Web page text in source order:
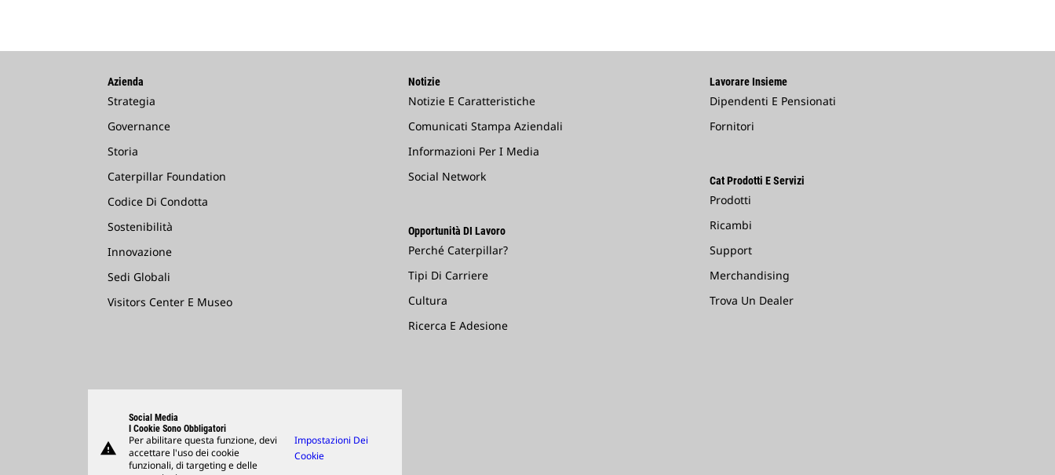
Azienda
Strategia
Governance
Storia
Caterpillar Foundation
Codice Di Condotta
Sostenibilità
Innovazione
Sedi Globali
Visitors Center E Museo
Notizie
Notizie E Caratteristiche
Comunicati Stampa Aziendali
Informazioni Per I Media
Social Network
Opportunità DI Lavoro
Perché Caterpillar?
Tipi Di Carriere
Cultura
Ricerca E Adesione
Lavorare Insieme
Dipendenti E Pensionati
Fornitori
Cat Prodotti E Servizi
Prodotti
Ricambi
Support
Merchandising
Trova Un Dealer
warning
Social Media
I Cookie Sono Obbligatori
Per abilitare questa funzione, devi
accettare l'uso dei cookie
funzionali, di targeting e delle
Impostazioni Dei
Cookie